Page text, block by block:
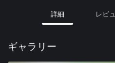
詳細 レビ
ギャラリー